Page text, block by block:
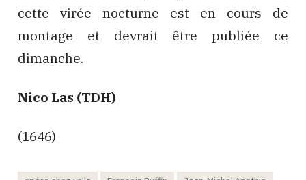
cette virée nocturne est en cours de
montage et devrait être publiée ce
dimanche.
Nico Las (TDH)
(1646)